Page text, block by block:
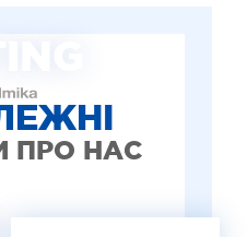
СІТКІВКИ
ПРО НАС